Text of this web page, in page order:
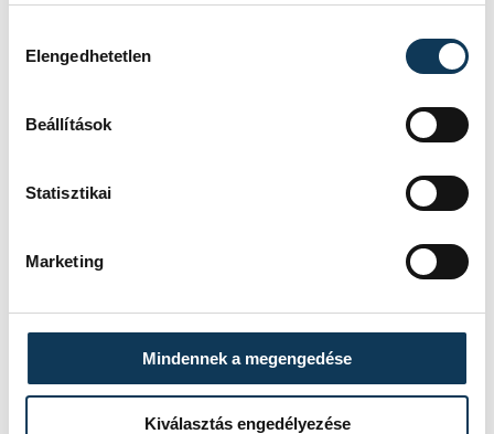
Elengedhetetlen
Beállítások
Statisztikai
Marketing
Mindennek a megengedése
Kiválasztás engedélyezése
mérkőzésén három lövést védett, csapata,
kikapott a HSG Blomberg-Lippe
döntőjében, ezzel 2-1-re elveszítette a
Zwickauban, amely otthon 32-30-ra
kikapott a Buxtehuder SV-től.